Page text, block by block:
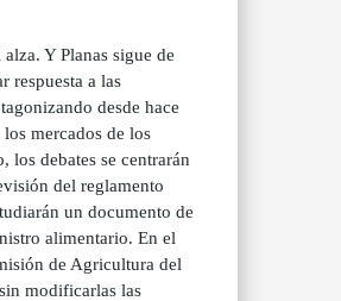
Y Planas sigue de
respuesta a las
desde hace
mercados de los
los debates se centrarán
del reglamento
un documento de
alimentario. En el
de Agricultura del
modificarlas las